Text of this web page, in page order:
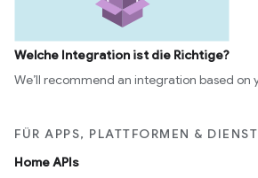
Welche Integration ist die Richtige?
We’ll recommend an integration based on
FÜR APPS, PLATTFORMEN &
Home APIs